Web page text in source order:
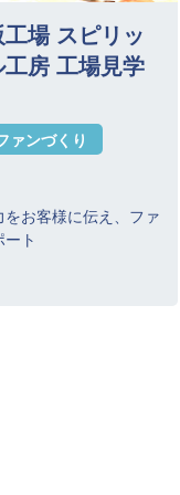
場 スピリッ
房 工場見学
ァンづくり
お客様に伝え、ファ
ト